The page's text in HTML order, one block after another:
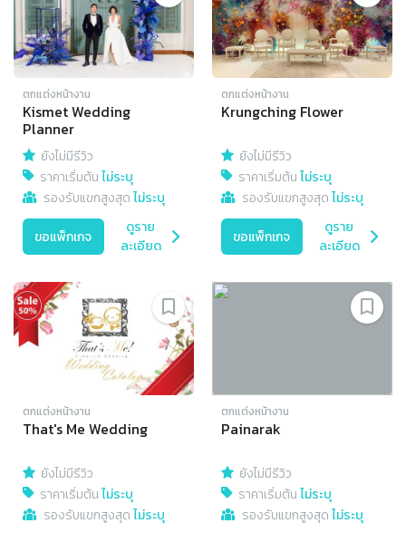
ตกแต่งหน้างาน
Kismet Wedding
Planner
ยังไม่มีรีวิว
ราคาเริ่มต้นไม่ระบุ
รองรับแขกสูงสุดไม่ระบุ
ขอแพ็กเกจ
ดูราย
ละเอียด
ตกแต่งหน้างาน
Krungching Flower
ยังไม่มีรีวิว
ราคาเริ่มต้นไม่ระบุ
รองรับแขกสูงสุดไม่ระบุ
ขอแพ็กเกจ
ดูราย
ละเอียด
ตกแต่งหน้างาน
That's Me Wedding
ยังไม่มีรีวิว
ราคาเริ่มต้นไม่ระบุ
รองรับแขกสูงสุดไม่ระบุ
ตกแต่งหน้างาน
Painarak
ยังไม่มีรีวิว
ราคาเริ่มต้นไม่ระบุ
รองรับแขกสูงสุดไม่ระบุ